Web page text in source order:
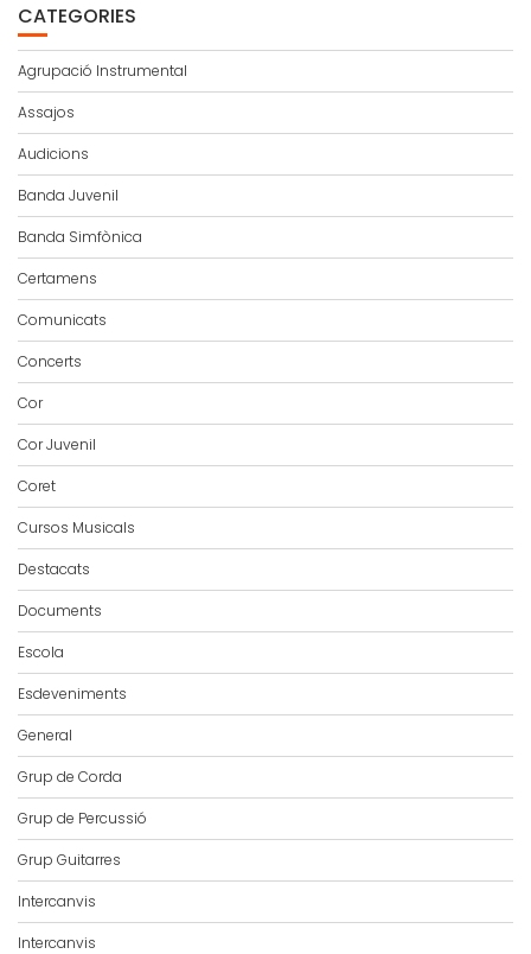
CATEGORIES
Agrupació Instrumental
Assajos
Audicions
Banda Juvenil
Banda Simfònica
Certamens
Comunicats
Concerts
Cor
Cor Juvenil
Coret
Cursos Musicals
Destacats
Documents
Escola
Esdeveniments
General
Grup de Corda
Grup de Percussió
Grup Guitarres
Intercanvis
Intercanvis